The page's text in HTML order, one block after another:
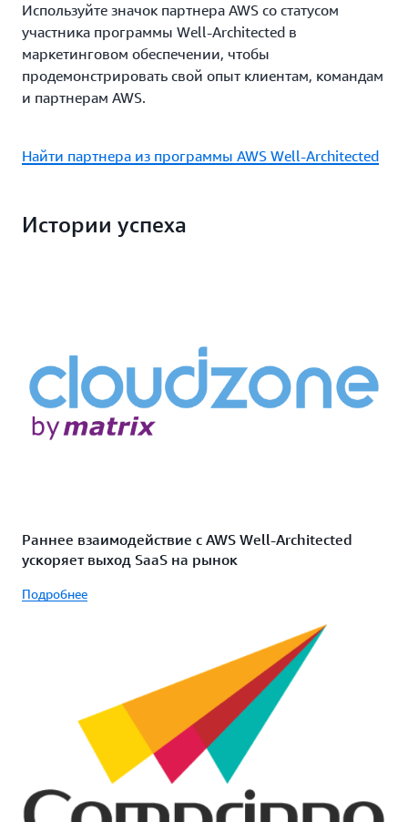
Используйте значок партнера AWS со статусом
участника программы Well-Architected в
маркетинговом обеспечении, чтобы
продемонстрировать свой опыт клиентам, командам
и партнерам AWS.
Найти партнера из программы AWS Well-Architected
Истории успеха
Раннее взаимодействие с AWS Well-Architected
ускоряет выход SaaS на рынок
Подробнее